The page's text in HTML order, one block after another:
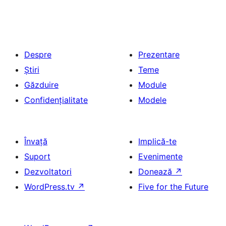
Despre
Știri
Găzduire
Confidențialitate
Prezentare
Teme
Module
Modele
Învață
Suport
Dezvoltatori
WordPress.tv ↗
Implică-te
Evenimente
Donează ↗
Five for the Future